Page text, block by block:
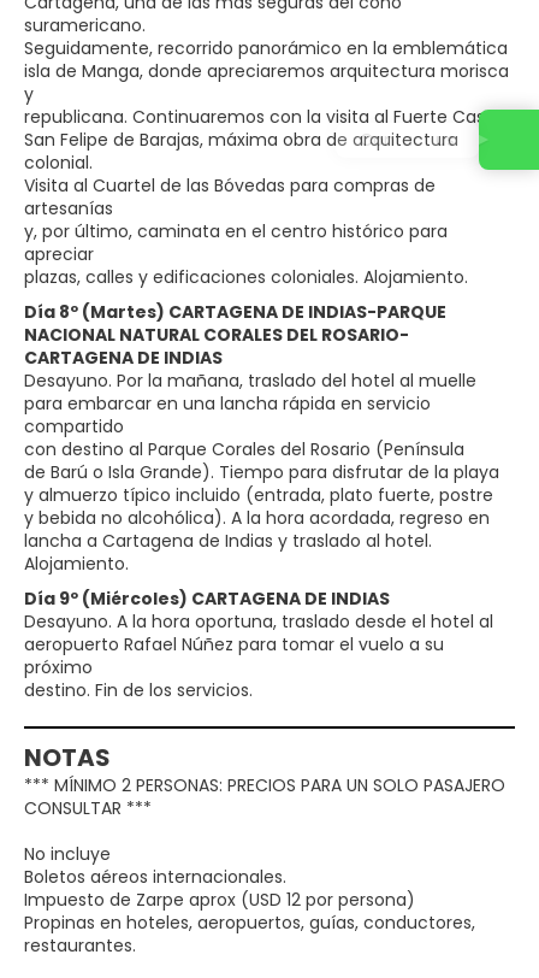
suramericano.
Seguidamente, recorrido panorámico en la emblemática
isla de Manga, donde apreciaremos arquitectura morisca
y
republicana. Continuaremos con la visita al Fuerte Castillo
San Felipe de Barajas, máxima obra de arquitectura
colonial.
Visita al Cuartel de las Bóvedas para compras de
artesanías
y, por último, caminata en el centro histórico para
apreciar
plazas, calles y edificaciones coloniales. Alojamiento.
Día 8º (Martes) CARTAGENA DE INDIAS-PARQUE
NACIONAL NATURAL CORALES DEL ROSARIO-
CARTAGENA DE INDIAS
Desayuno. Por la mañana, traslado del hotel al muelle
para embarcar en una lancha rápida en servicio
compartido
con destino al Parque Corales del Rosario (Península
de Barú o Isla Grande). Tiempo para disfrutar de la playa
y almuerzo típico incluido (entrada, plato fuerte, postre
y bebida no alcohólica). A la hora acordada, regreso en
lancha a Cartagena de Indias y traslado al hotel.
Alojamiento.
Día 9º (Miércoles) CARTAGENA DE INDIAS
Desayuno. A la hora oportuna, traslado desde el hotel al
aeropuerto Rafael Núñez para tomar el vuelo a su
próximo
destino. Fin de los servicios.
NOTAS
*** MÍNIMO 2 PERSONAS: PRECIOS PARA UN SOLO PASAJERO
CONSULTAR ***
No incluye
Boletos aéreos internacionales.
Impuesto de Zarpe aprox (USD 12 por persona)
Propinas en hoteles, aeropuertos, guías, conductores,
restaurantes.
Contact us